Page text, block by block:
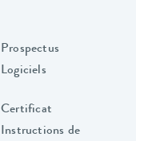
Prospectus
Logiciels
Certificat
Instructions de